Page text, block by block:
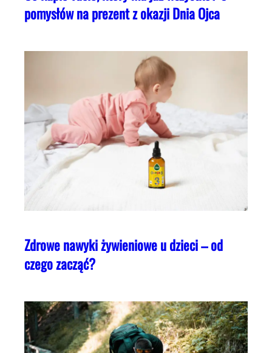
pomysłów na prezent z okazji Dnia Ojca
Zdrowe nawyki żywieniowe u dzieci – od
czego zacząć?